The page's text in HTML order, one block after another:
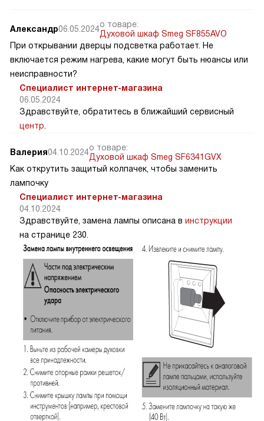
Александр06.05.2024о товаре:
Духовой шкаф Smeg SF855AVO
При открывании дверцы подсветка работает. Не
включается режим нагрева, какие могут быть нюансы или
неисправности?
Специалист интернет-магазина
06.05.2024
Здравствуйте, обратитесь в ближайший сервисный
центр
Валерия04.10.2024о товаре:
Духовой шкаф Smeg SF6341GVX
Как открутить защитый колпачек, чтобы заменить
лампочку
Специалист интернет-магазина
04.10.2024
Здравствуйте, замена лампы описана в инструкции
на странице 230.